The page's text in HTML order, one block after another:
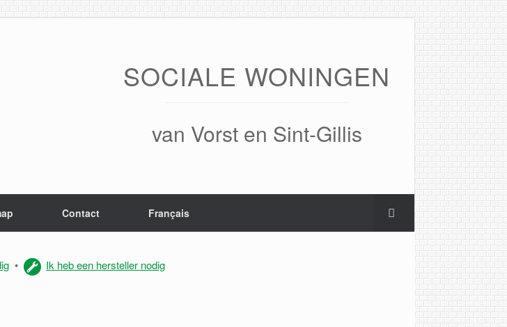
SOCIALE WONINGEN
van Vorst en Sint-Gillis
Contact Français
• Ik heb een hersteller nodig